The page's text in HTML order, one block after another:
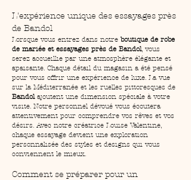
L'expérience unique des essayages près
de Bandol
Lorsque vous entrez dans notre boutique de robe
de mariée et essayages près de Bandol, vous
serez accueillie par une atmosphère élégante et
apaisante. Chaque détail du magasin a été pensé
pour vous offrir une expérience de luxe. La vue
sur la Méditerranée et les ruelles pittoresques de
Bandol ajoutent une dimension spéciale à votre
visite. Notre personnel dévoué vous écoutera
attentivement pour comprendre vos rêves et vos
désirs. Avec notre créatrice Louise Valentine,
chaque essayage devient une exploration
personnalisée des styles et designs qui vous
conviennent le mieux.
Comment se préparer pour un